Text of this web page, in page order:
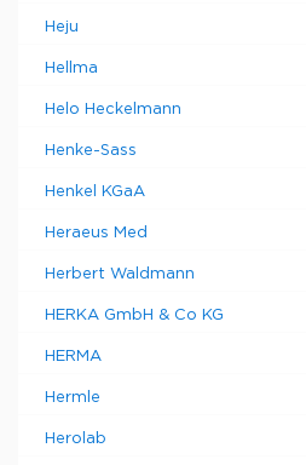
Heju
Hellma
Helo Heckelmann
Henke-Sass
Henkel KGaA
Heraeus Med
Herbert Waldmann
HERKA GmbH & Co KG
HERMA
Hermle
Herolab